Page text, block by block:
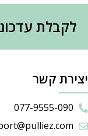
לקבלת
יצירת קשר
077-9555-090